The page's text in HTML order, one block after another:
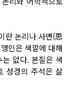
란 논리나 사변(思
인은 색깔에 대해
없다. 본질은 색
성경의 주석은 삶